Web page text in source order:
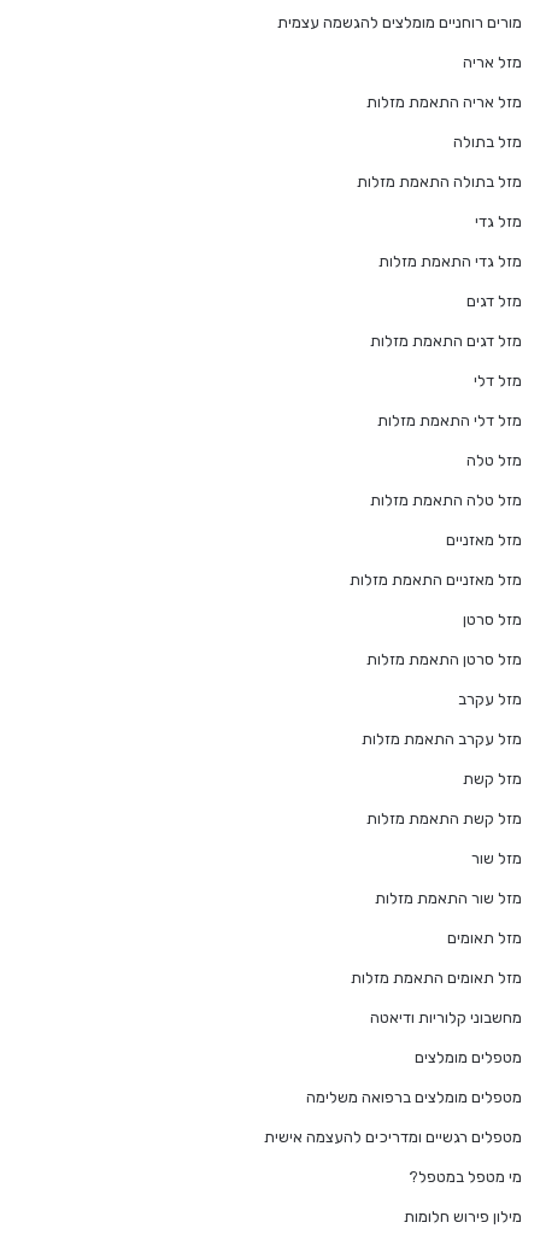
מורים רוחניים מומלצים להגשמה עצמית
מזל אריה
מזל אריה התאמת מזלות
מזל בתולה
מזל בתולה התאמת מזלות
מזל גדי
מזל גדי התאמת מזלות
מזל דגים
מזל דגים התאמת מזלות
מזל דלי
מזל דלי התאמת מזלות
מזל טלה
מזל טלה התאמת מזלות
מזל מאזניים
מזל מאזניים התאמת מזלות
מזל סרטן
מזל סרטן התאמת מזלות
מזל עקרב
מזל עקרב התאמת מזלות
מזל קשת
מזל קשת התאמת מזלות
מזל שור
מזל שור התאמת מזלות
מזל תאומים
מזל תאומים התאמת מזלות
מחשבוני קלוריות ודיאטה
מטפלים מומלצים
מטפלים מומלצים ברפואה משלימה
מטפלים רגשיים ומדריכים להעצמה אישית
מי מטפל במטפל?
מילון פירוש חלומות